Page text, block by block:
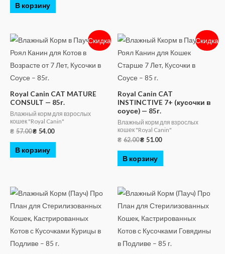
В корзину
Скидка
Royal Canin CAT MATURE
CONSULT — 85г.
Влажный корм для взрослых
кошек "Royal Canin"
₴ 57.00₴ 54.00
В корзину
Скидка
Royal Canin CAT
INSTINCTIVE 7+ (кусочки в
соусе) — 85г.
Влажный корм для взрослых
кошек "Royal Canin"
₴ 62.00₴ 51.00
В корзину